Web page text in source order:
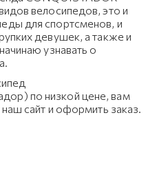
велосипедов, это и
для спортсменов, и
девушек, а также и
узнавать о
по низкой цене, вам
сайт и оформить заказ.